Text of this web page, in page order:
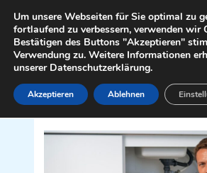
Inhalt
springen
Sanitär Installateur für
Um unsere Webseiten für Sie optimal zu
fortlaufend zu verbessern, verwenden wir
Bestätigen des Buttons "Akzeptieren"
Verwendung zu. Weitere Informationen
unserer Datenschutzerklärung.
Akzeptieren Ablehnen